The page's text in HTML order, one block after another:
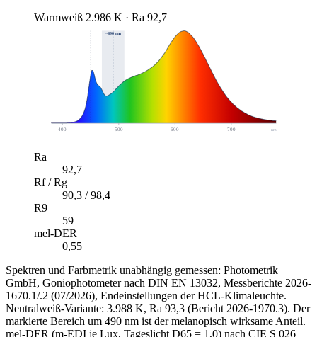
Warmweiß 2.986 K · Ra 92,7
400 500 600 700 nm
~490 nm
Ra
92,7
Rf / Rg
90,3 / 98,4
R9
59
mel-DER
0,55
Spektren und Farbmetrik unabhängig gemessen: Photometrik
GmbH, Goniophotometer nach DIN EN 13032, Messberichte 2026-
1670.1/.2 (07/2026), Endeinstellungen der HCL-Klimaleuchte.
Neutralweiß-Variante: 3.988 K, Ra 93,3 (Bericht 2026-1970.3). Der
markierte Bereich um 490 nm ist der melanopisch wirksame Anteil.
mel-DER (m-EDI je Lux, Tageslicht D65 = 1,0) nach CIE S 026